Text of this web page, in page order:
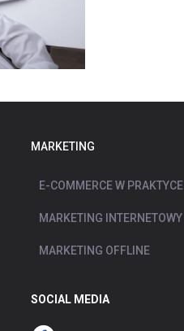
MARKETING
E-COMMERCE W PRAKTYCE
MARKETING INTERNETOWY
MARKETING OFFLINE
SOCIAL MEDIA